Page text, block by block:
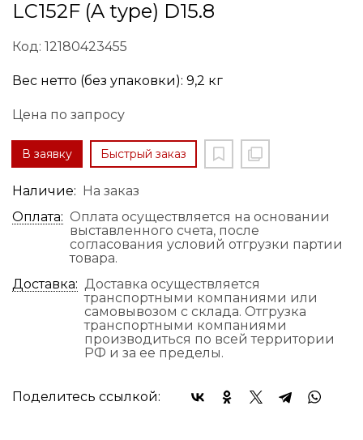
LC152F (A type) D15.8
Код: 12180423455
Вес нетто (без упаковки): 9,2 кг
Цена по запросу
В заявку Быстрый заказ
Наличие:
На заказ
Оплата: Оплата осуществляется на основании
выставленного счета, после
согласования условий отгрузки партии
товара.
Доставка: Доставка осуществляется
транспортными компаниями или
самовывозом с склада. Отгрузка
транспортными компаниями
производиться по всей территории
РФ и за ее пределы.
Поделитесь ссылкой: